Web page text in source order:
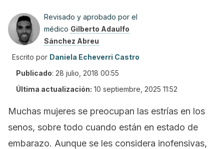
Revisado y aprobado por el
médico Gilberto Adaulfo
Sánchez Abreu
Escrito por Daniela Echeverri Castro
Publicado: 28 julio, 2018 00:55
Última actualización: 10 septiembre, 2025 11:52
Muchas mujeres se preocupan las estrías en los
senos, sobre todo cuando están en estado de
embarazo. Aunque se les considera inofensivas,